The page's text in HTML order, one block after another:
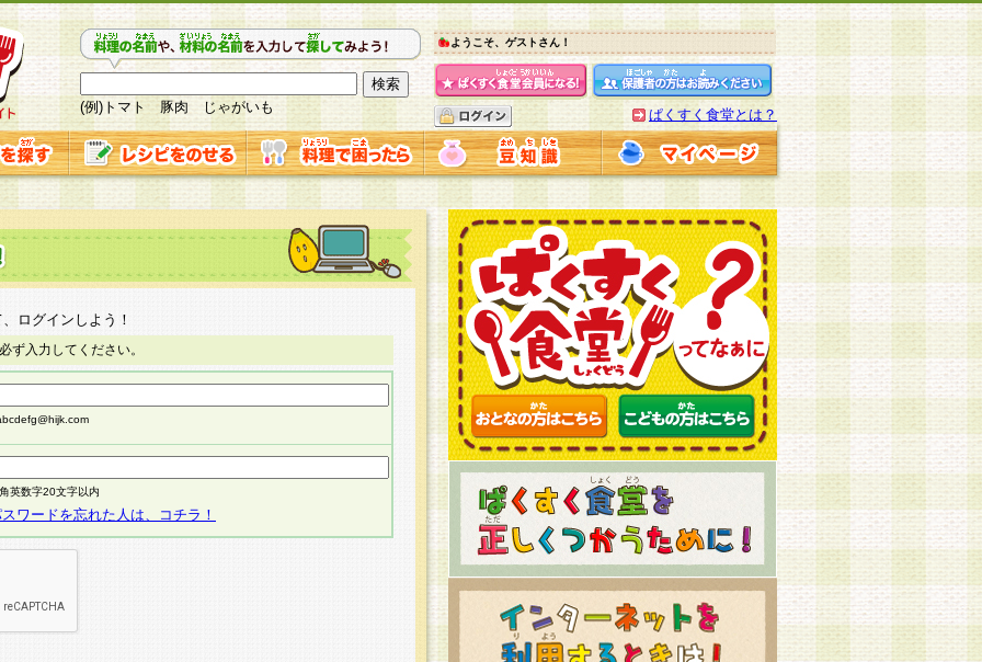
(例)トマト 豚肉 じゃがいも
ようこそ、ゲストさん！
ぱくすく食堂とは？
ログインしよう！
ず入力してください。
英数字20文字以内
ワードを忘れた人は、コチラ！